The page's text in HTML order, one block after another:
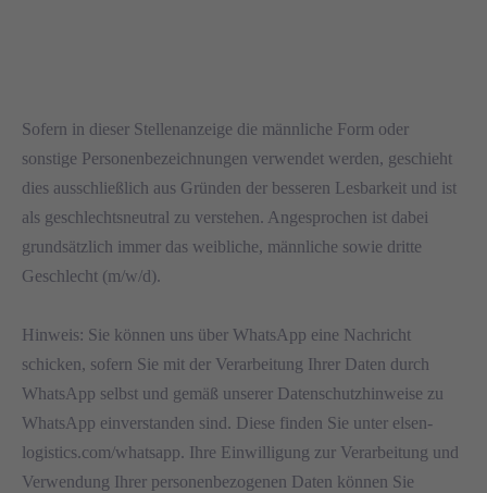
Sofern in dieser Stellenanzeige die männliche Form oder
sonstige Personenbezeichnungen verwendet werden, geschieht
dies ausschließlich aus Gründen der besseren Lesbarkeit und ist
als geschlechtsneutral zu verstehen. Angesprochen ist dabei
grundsätzlich immer das weibliche, männliche sowie dritte
Geschlecht (m/w/d).
Hinweis: Sie können uns über WhatsApp eine Nachricht
schicken, sofern Sie mit der Verarbeitung Ihrer Daten durch
WhatsApp selbst und gemäß unserer Datenschutzhinweise zu
WhatsApp einverstanden sind. Diese finden Sie unter elsen-
logistics.com/whatsapp. Ihre Einwilligung zur Verarbeitung und
Verwendung Ihrer personenbezogenen Daten können Sie